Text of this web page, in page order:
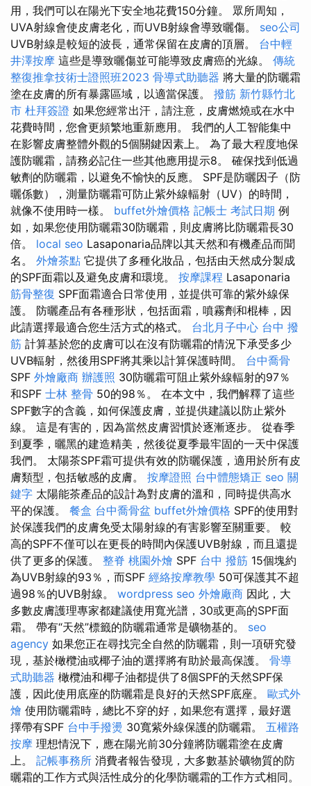
用，我們可以在陽光下安全地花費150分鐘。 眾所周知，
UVA射線會使皮膚老化，而UVB射線會導致曬傷。 seo公司
UVB射線是較短的波長，通常保留在皮膚的頂層。 台中輕
井澤按摩 這些是導致曬傷並可能導致皮膚癌的光線。 傳統
整復推拿技術士證照班2023 骨導式助聽器 將大量的防曬霜
塗在皮膚的所有暴露區域，以適當保護。 撥筋 新竹縣竹北
市 杜拜簽證 如果您經常出汗，請注意，皮膚燃燒或在水中
花費時間，您會更頻繁地重新應用。 我們的人工智能集中
在影響皮膚整體外觀的5個關鍵因素上。 為了最大程度地保
護防曬霜，請務必記住一些其他應用提示8。 確保找到低過
敏劑的防曬霜，以避免不愉快的反應。 SPF是防曬因子（防
曬係數），測量防曬霜可防止紫外線輻射（UV）的時間，
就像不使用時一樣。 buffet外燴價格 記帳士 考試日期 例
如，如果您使用防曬霜30防曬霜，則皮膚將比防曬霜長30
倍。 local seo Lasaponaria品牌以其天然和有機產品而聞
名。 外燴茶點 它提供了多種化妝品，包括由天然成分製成
的SPF面霜以及避免皮膚和環境。 按摩課程 Lasaponaria
筋骨整復 SPF面霜適合日常使用，並提供可靠的紫外線保
護。 防曬產品有各種形狀，包括面霜，噴霧劑和棍棒，因
此請選擇最適合您生活方式的格式。 台北月子中心 台中 撥
筋 計算基於您的皮膚可以在沒有防曬霜的情況下承受多少
UVB輻射，然後用SPF將其乘以計算保護時間。 台中喬骨
SPF 外燴廠商 辦護照 30防曬霜可阻止紫外線輻射的97％
和SPF 士林 整骨 50的98％。 在本文中，我們解釋了這些
SPF數字的含義，如何保護皮膚，並提供建議以防止紫外
線。 這是有害的，因為當然皮膚習慣於逐漸逐步。 從春季
到夏季，曬黑的建造精美，然後從夏季最牢固的一天中保護
我們。 太陽茶SPF霜可提供有效的防曬保護，適用於所有皮
膚類型，包括敏感的皮膚。 按摩證照 台中體態矯正 seo 關
鍵字 太陽能茶產品的設計為對皮膚的溫和，同時提供高水
平的保護。 餐盒 台中喬骨盆 buffet外燴價格 SPF的使用對
於保護我們的皮膚免受太陽射線的有害影響至關重要。 較
高的SPF不僅可以在更長的時間內保護UVB射線，而且還提
供了更多的保護。 整脊 桃園外燴 SPF 台中 撥筋 15個塊約
為UVB射線的93％，而SPF 經絡按摩教學 50可保護其不超
過98％的UVB射線。 wordpress seo 外燴廠商 因此，大
多數皮膚護理專家都建議使用寬光譜，30或更高的SPF面
霜。 帶有“天然”標籤的防曬霜通常是礦物基的。 seo
agency 如果您正在尋找完全自然的防曬霜，則一項研究發
現，基於橄欖油或椰子油的選擇將有助於最高保護。 骨導
式助聽器 橄欖油和椰子油都提供了8個SPF的天然SPF保
護，因此使用底座的防曬霜是良好的天然SPF底座。 歐式外
燴 使用防曬霜時，總比不穿的好，如果您有選擇，最好選
擇帶有SPF 台中手撥燙 30寬紫外線保護的防曬霜。 五權路
按摩 理想情況下，應在陽光前30分鐘將防曬霜塗在皮膚
上。 記帳事務所 消費者報告發現，大多數基於礦物質的防
曬霜的工作方式與活性成分的化學防曬霜的工作方式相同。